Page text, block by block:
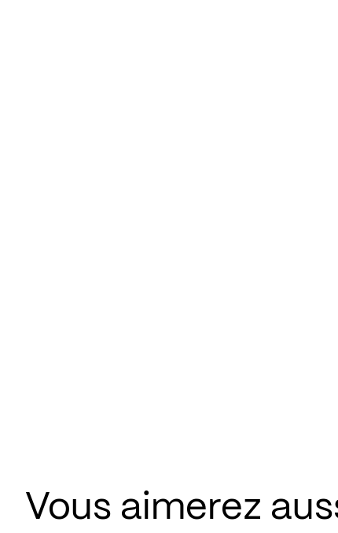
Vous aimerez